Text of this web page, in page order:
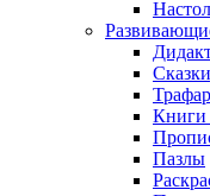
Книги
Пазлы